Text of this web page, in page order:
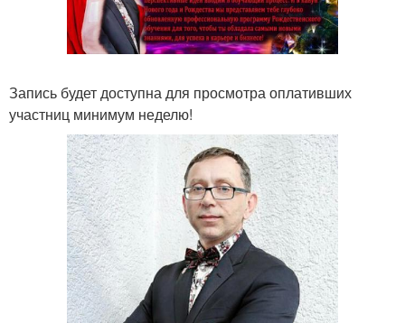
Запись будет доступна для просмотра оплативших
участниц минимум неделю!